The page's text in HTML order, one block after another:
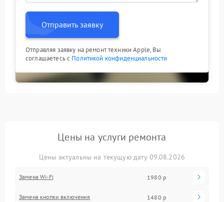
Отправить заявку
Отправляя заявку на ремонт техники Apple, Вы
соглашаетесь с Политикой конфиденциальности
Цены на услуги ремонта
Цены актуальны на текущую дату 09.08.2026
Замена Wi-Fi 1980 р
Замена кнопки включения 1480 р